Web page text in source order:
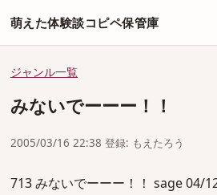
萌えた体験談コピペ保管庫
ジャンル一覧
みないでーーー！！
2005/03/16 22:38 登録: もえたろう
713 みないでーーー！！ sage 04/